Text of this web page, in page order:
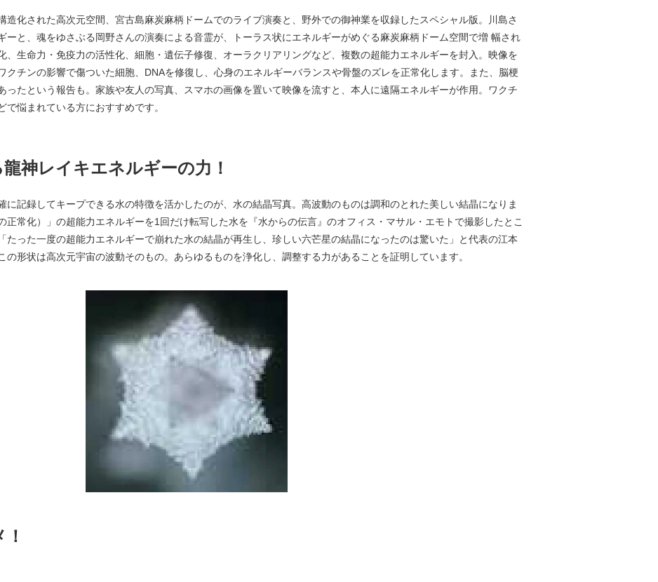
造化された高次元空間、宮古島麻炭麻柄ドームでのライブ演奏と、野外での御神業を収録したスペシャル版。川島さ
ーと、魂をゆさぶる岡野さんの演奏による音霊が、トーラス状にエネルギーがめぐる麻炭麻柄ドーム空間で増 幅され
、生命力・免疫力の活性化、細胞・遺伝子修復、オーラクリアリングなど、複数の超能力エネルギーを封入。映像を
クチンの影響で傷ついた細胞、DNAを修復し、心身のエネルギーバランスや骨盤のズレを正常化します。また、脳梗
ったという報告も。家族や友人の写真、スマホの画像を置いて映像を流すと、本人に遠隔エネルギーが作用。ワクチ
悩まれている方におすすめです。
神レイキエネルギーの力！
に記録してキープできる水の特徴を活かしたのが、水の結晶写真。高波動のものは調和のとれた美しい結晶になりま
正常化）」の超能力エネルギーを1回だけ転写した水を『水からの伝言』のオフィス・マサル・エモトで撮影したとこ
たった一度の超能力エネルギーで崩れた水の結晶が再生し、珍しい六芒星の結晶になったのは驚いた」と代表の江本
の形状は高次元宇宙の波動そのもの。あらゆるものを浄化し、調整する力があることを証明しています。